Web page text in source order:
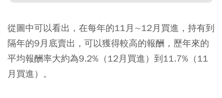
從圖中可以看出， 在每年的11月∼12月買進，持有到
隔年的9月底賣出，可以獲得較高的報酬，歷年來的
平均報酬率大約為9.2%（12月買進）到11.7%（11
月買進）。